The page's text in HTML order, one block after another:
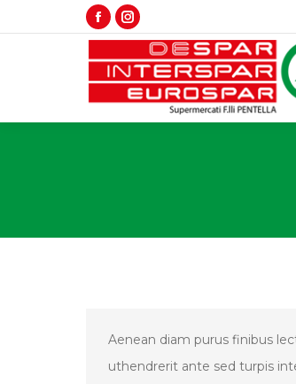
Facebook
opens
in
new
Instagram
page
opens
in
new
Aenean diam purus finibus
uthendrerit ante sed turpis